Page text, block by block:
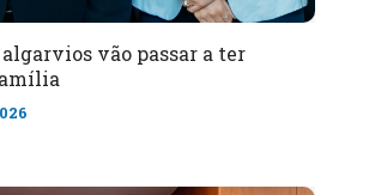
vão passar a ter